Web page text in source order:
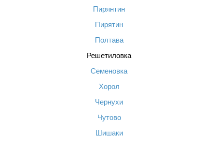
Пирянтин
Пирятин
Полтава
Решетиловка
Семеновка
Хорол
Чернухи
Чутово
Шишаки